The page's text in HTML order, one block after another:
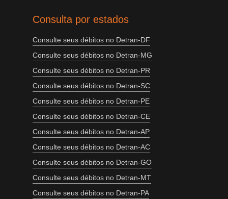
Consulta por estados
Consulte seus débitos no Detran-DF
Consulte seus débitos no Detran-MG
Consulte seus débitos no Detran-PR
Consulte seus débitos no Detran-SC
Consulte seus débitos no Detran-PE
Consulte seus débitos no Detran-CE
Consulte seus débitos no Detran-AP
Consulte seus débitos no Detran-AC
Consulte seus débitos no Detran-GO
Consulte seus débitos no Detran-MT
Consulte seus débitos no Detran-PA